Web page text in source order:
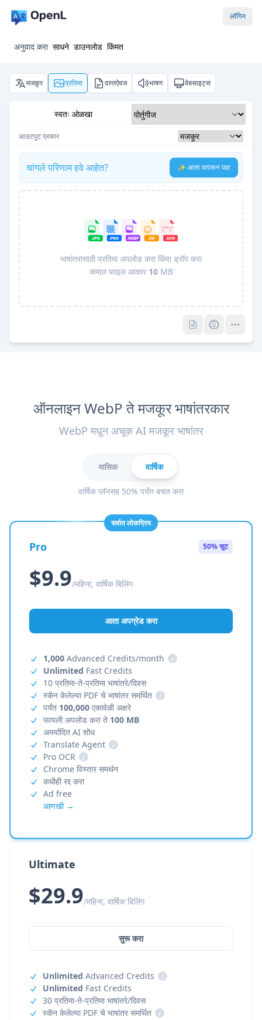
लॉगिन
अनुवाद करा साधने डाउनलोड किंमत
मजकूर प्रतिमा दस्तऐवज भाषण वेबसाइट्स
स्वतः ओळखा
आउटपुट प्रकार
चांगले परिणाम हवे आहेत? ✨ आता वापरून पहा
भाषांतरासाठी प्रतिमा अपलोड करा किंवा ड्रॉप करा
कमाल फाइल आकार 10MB
ऑनलाइन WebP ते मजकूर भाषांतरकार
WebP मधून अचूक AI मजकूर भाषांतर
मासिक वार्षिक
वार्षिक प्लॅनसह 50% पर्यंत बचत करा
सर्वात लोकप्रिय
Pro 50% सूट
$9.9/महिना, वार्षिक बिलिंग
आता अपग्रेड करा
1,000 Advanced Credits/month
i
Unlimited Fast Credits
10 प्रतिमा-ते-प्रतिमा भाषांतरे/दिवस
स्कॅन केलेल्या PDF चे भाषांतर समर्थित
i
पर्यंत 100,000 एकावेळी अक्षरे
फायली अपलोड करा ते 100 MB
अमर्यादित AI शोध
Translate Agent
i
Pro OCR
i
Chrome विस्तार समर्थन
कधीही रद्द करा
Ad free
आणखी →
Ultimate
$29.9/महिना, वार्षिक बिलिंग
सुरू करा
Unlimited Advanced Credits
i
Unlimited Fast Credits
30 प्रतिमा-ते-प्रतिमा भाषांतरे/दिवस
स्कॅन केलेल्या PDF चे भाषांतर समर्थित
i